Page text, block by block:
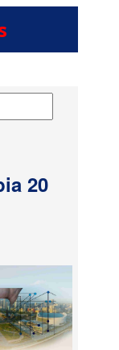
20